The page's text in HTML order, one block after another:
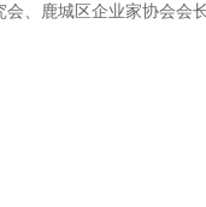
、鹿城区企业家协会会